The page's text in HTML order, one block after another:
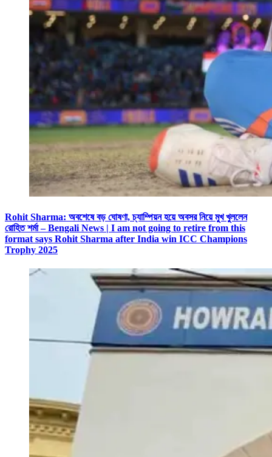
Rohit Sharma: অবশেষে বড় ঘোষণা, চ্যাম্পিয়ন হয়ে অবসর নিয়ে মুখ খুললেন
রোহিত শর্মা – Bengali News | I am not going to retire from this
format says Rohit Sharma after India win ICC Champions
Trophy 2025